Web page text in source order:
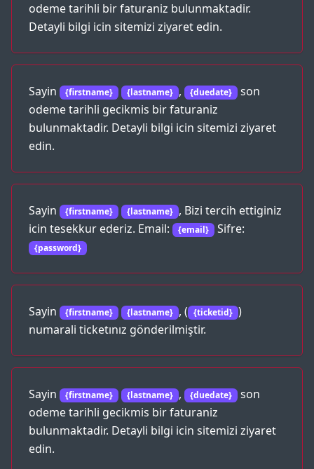
odeme tarihli bir faturaniz bulunmaktadir.
Detayli bilgi icin sitemizi ziyaret edin.
Sayin {firstname} {lastname} , {duedate}
son
odeme tarihli gecikmis bir faturaniz
bulunmaktadir. Detayli bilgi icin sitemizi ziyaret
edin.
Sayin {firstname} {lastname} , Bizi tercih ettiginiz
icin tesekkur ederiz. Email:
{email} Sifre:
{password}
Sayin {firstname} {lastname} , ( {ticketid} )
numarali ticketınız gönderilmiştir.
Sayin {firstname} {lastname} , {duedate}
son
odeme tarihli gecikmis bir faturaniz
bulunmaktadir. Detayli bilgi icin sitemizi ziyaret
edin.